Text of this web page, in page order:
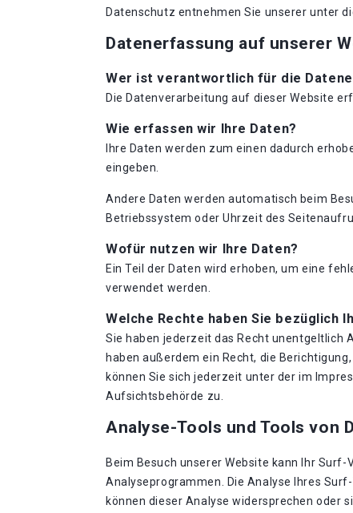
Datenschutz entnehmen Sie unserer unter
Datenerfassung auf unserer
Wer ist verantwortlich für die
Die Datenverarbeitung auf dieser Website
Wie erfassen wir Ihre Daten?
Ihre Daten werden zum einen dadurch
eingeben.
Andere Daten werden automatisch beim
Betriebssystem oder Uhrzeit des
Wofür nutzen wir Ihre Daten?
Ein Teil der Daten wird erhoben, um eine
verwendet werden.
Welche Rechte haben Sie bezüglich
Sie haben jederzeit das Recht unentgeltlich
haben außerdem ein Recht, die
können Sie sich jederzeit unter der im
Aufsichtsbehörde zu.
Analyse-Tools und Tools von
Beim Besuch unserer Website kann Ihr
Analyseprogrammen. Die Analyse Ihres
können dieser Analyse widersprechen oder